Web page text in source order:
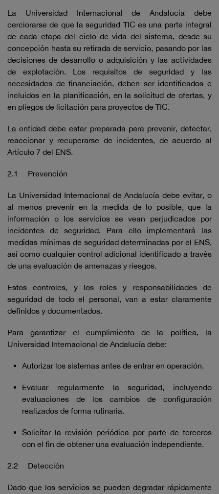
La Universidad Internacional de Andalucía debe
cerciorarse de que la seguridad TIC es una parte integral
de cada etapa del ciclo de vida del sistema, desde su
concepción hasta su retirada de servicio, pasando por las
decisiones de desarrollo o adquisición y las actividades
de explotación. Los requisitos de seguridad y las
necesidades de financiación, deben ser identificados e
incluidos en la planificación, en la solicitud de ofertas, y
en pliegos de licitación para proyectos de TIC.
La entidad debe estar preparada para prevenir, detectar,
reaccionar y recuperarse de incidentes, de acuerdo al
Artículo 7 del ENS.
2.1 Prevención
La Universidad Internacional de Andalucía debe evitar, o
al menos prevenir en la medida de lo posible, que la
información o los servicios se vean perjudicados por
incidentes de seguridad. Para ello implementará las
medidas mínimas de seguridad determinadas por el ENS,
así como cualquier control adicional identificado a través
de una evaluación de amenazas y riesgos.
Estos controles, y los roles y responsabilidades de
seguridad de todo el personal, van a estar claramente
definidos y documentados.
Para garantizar el cumplimiento de la política, la
Universidad Internacional de Andalucía debe:
Autorizar los sistemas antes de entrar en operación.
Evaluar regularmente la seguridad, incluyendo
evaluaciones de los cambios de configuración
realizados de forma rutinaria.
Solicitar la revisión periódica por parte de terceros
con el fin de obtener una evaluación independiente.
2.2 Detección
Dado que los servicios se pueden degradar rápidamente